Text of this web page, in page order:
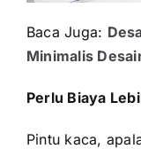
Baca Juga:
Minimalis
Perlu Biaya
Pintu kaca,